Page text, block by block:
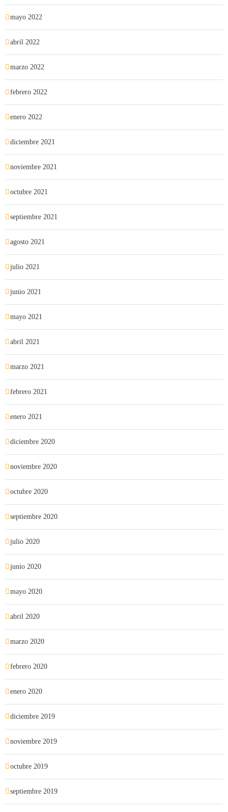
mayo 2022
abril 2022
marzo 2022
febrero 2022
enero 2022
diciembre 2021
noviembre 2021
octubre 2021
septiembre 2021
agosto 2021
julio 2021
junio 2021
mayo 2021
abril 2021
marzo 2021
febrero 2021
enero 2021
diciembre 2020
noviembre 2020
octubre 2020
septiembre 2020
julio 2020
junio 2020
mayo 2020
abril 2020
marzo 2020
febrero 2020
enero 2020
diciembre 2019
noviembre 2019
octubre 2019
septiembre 2019